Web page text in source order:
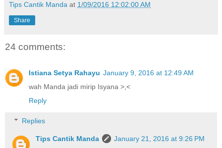
Tips Cantik Manda at 1/09/2016 12:02:00 AM
Share
24 comments:
Istiana Setya Rahayu January 9, 2016 at 12:49 AM
wah Manda jadi mirip Isyana >,<
Reply
Replies
Tips Cantik Manda
January 21, 2016 at 9:26 PM